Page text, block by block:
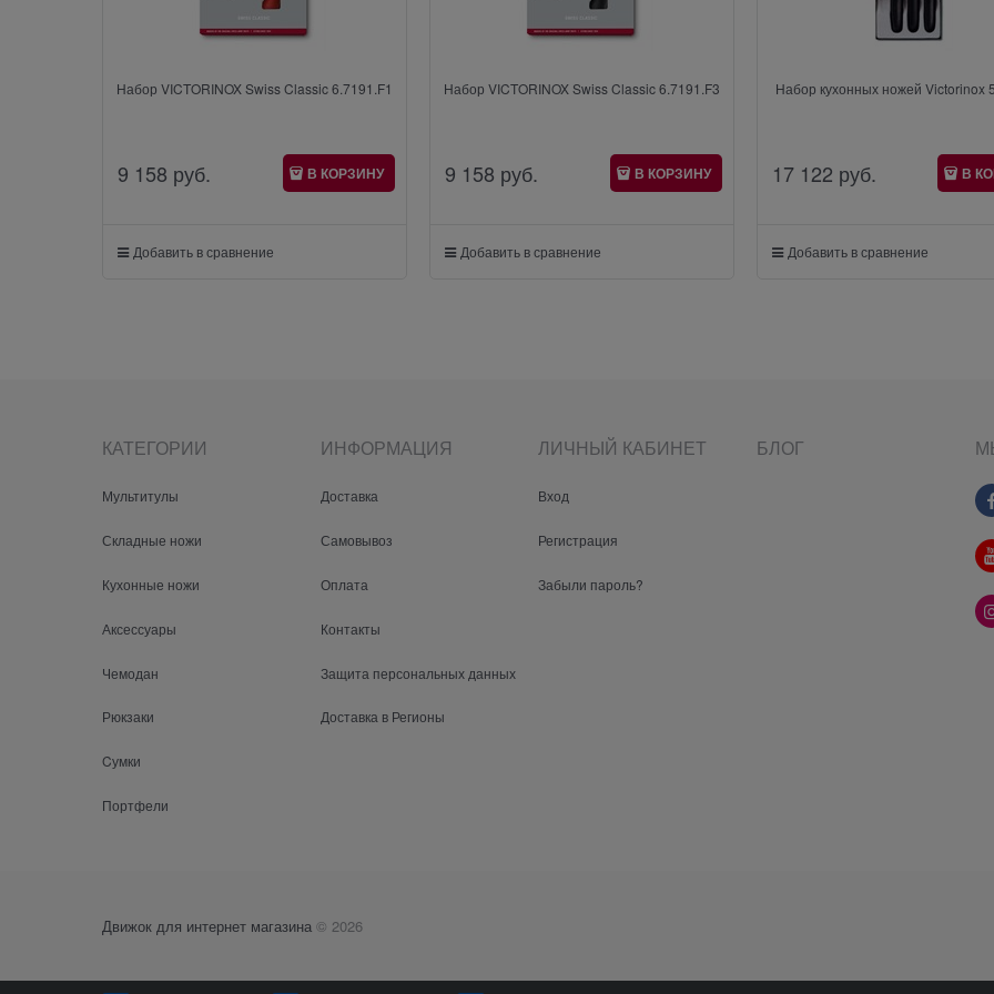
Набор VICTORINOX Swiss Classic 6.7191.F1
9 158 руб. В КОРЗИНУ
Добавить в сравнение
Набор VICTORINOX Swiss Classic 6.7191.F3
9 158 руб. В КОРЗИНУ
Добавить в сравнение
Набор кухонных ножей Victorinox
17 122 руб. В
Добавить в сравнение
КАТЕГОРИИ
Мультитулы
Складные ножи
Кухонные ножи
Аксессуары
Чемодан
Рюкзаки
Cумки
Портфели
ИНФОРМАЦИЯ
Доставка
Самовывоз
Оплата
Контакты
Защита персональных данных
Доставка в Регионы
ЛИЧНЫЙ КАБИНЕТ
Вход
Регистрация
Забыли пароль?
БЛОГ
Движок для интернет магазина © 2026